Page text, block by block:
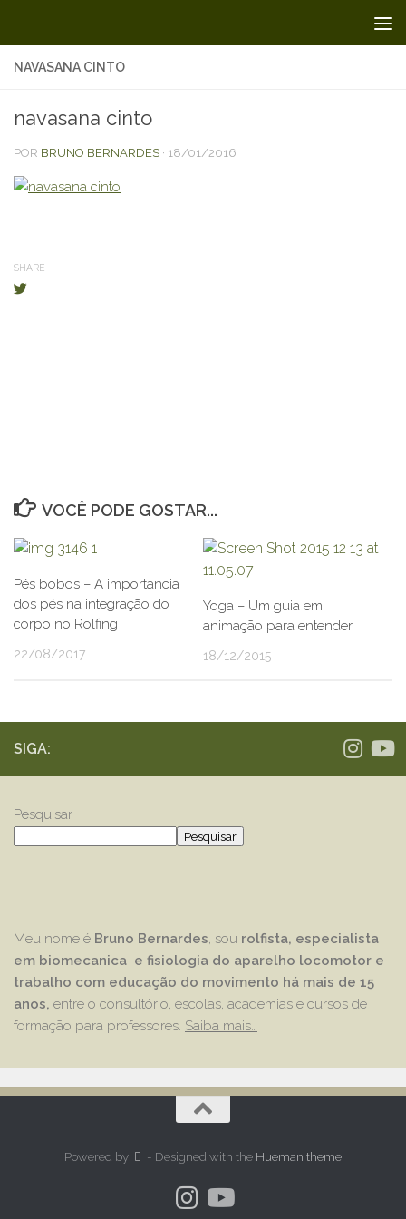
NAVASANA CINTO
navasana cinto
POR BRUNO BERNARDES · 18/01/2016
SHARE
VOCÊ PODE GOSTAR...
Pés bobos – A importancia
dos pés na integração do
corpo no Rolfing
22/08/2017
Yoga – Um guia em
animação para entender
18/12/2015
SIGA:
Pesquisar
Pesquisar
Meu nome é Bruno Bernardes, sou rolfista, especialista
em biomecanica e fisiologia do aparelho locomotor e
trabalho com educação do movimento há mais de 15
anos, entre o consultório, escolas, academias e cursos de
formação para professores. Saiba mais…
Powered by - Designed with the Hueman theme